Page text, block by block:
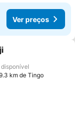
Ver preços
favoritos
km de Tingo